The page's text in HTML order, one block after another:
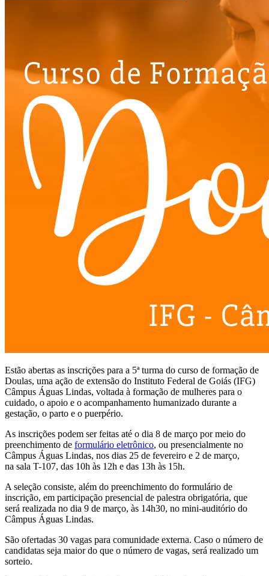
Estão abertas as inscrições para a 5ª turma do curso de formação de
Doulas, uma ação de extensão do Instituto Federal de Goiás (IFG)
Câmpus Águas Lindas, voltada à formação de mulheres para o
cuidado, o apoio e o acompanhamento humanizado durante a
gestação, o parto e o puerpério.
As inscrições podem ser feitas até o dia 8 de março por meio do
preenchimento de formulário eletrônico, ou presencialmente no
Câmpus Águas Lindas, nos dias 25 de fevereiro e 2 de março,
na sala T-107, das 10h às 12h e das 13h às 15h.
A seleção consiste, além do preenchimento do formulário de
inscrição, em participação presencial de palestra obrigatória, que
será realizada no dia 9 de março, às 14h30, no mini-auditório do
Câmpus Águas Lindas.
São ofertadas 30 vagas para comunidade externa. Caso o número de
candidatas seja maior do que o número de vagas, será realizado um
sorteio.